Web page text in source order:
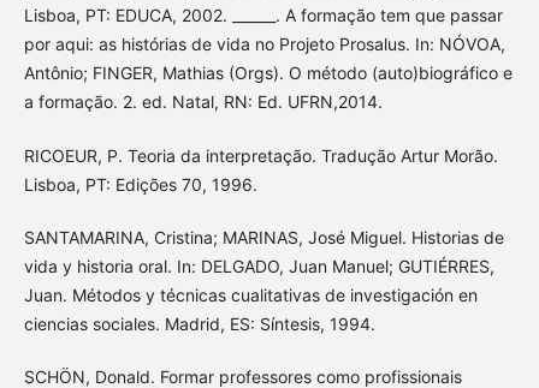
Lisboa, PT: EDUCA, 2002. ______. A formação tem que passar
por aqui: as histórias de vida no Projeto Prosalus. In: NÓVOA,
Antônio; FINGER, Mathias (Orgs). O método (auto)biográfico e
a formação. 2. ed. Natal, RN: Ed. UFRN,2014.
RICOEUR, P. Teoria da interpretação. Tradução Artur Morão.
Lisboa, PT: Edições 70, 1996.
SANTAMARINA, Cristina; MARINAS, José Miguel. Historias de
vida y historia oral. In: DELGADO, Juan Manuel; GUTIÉRRES,
Juan. Métodos y técnicas cualitativas de investigación en
ciencias sociales. Madrid, ES: Síntesis, 1994.
SCHÖN, Donald. Formar professores como profissionais